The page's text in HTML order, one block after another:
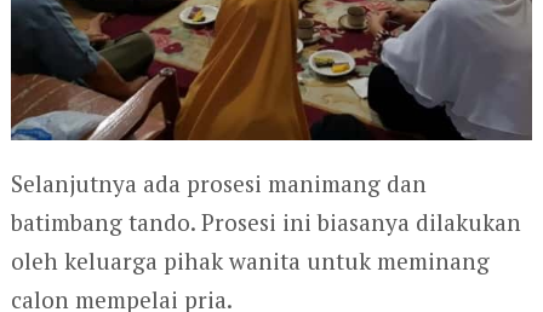
Selanjutnya ada prosesi manimang dan
batimbang tando. Prosesi ini biasanya dilakukan
oleh keluarga pihak wanita untuk meminang
calon mempelai pria.